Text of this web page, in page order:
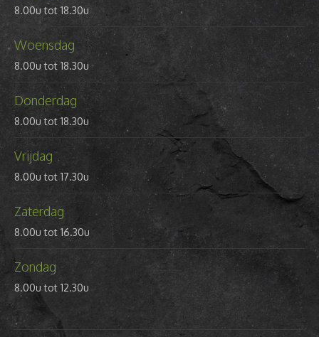
8.00u tot 18.30u
Woensdag
8.00u tot 18.30u
Donderdag
8.00u tot 18.30u
Vrijdag
8.00u tot 17.30u
Zaterdag
8.00u tot 16.30u
Zondag
8.00u tot 12.30u